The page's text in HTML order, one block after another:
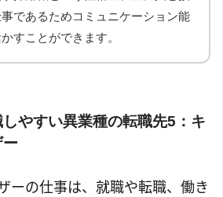
であるためコミュニケーション能
すことができます。
やすい異業種の転職先5：キ
ーの仕事は、就職や転職、働き